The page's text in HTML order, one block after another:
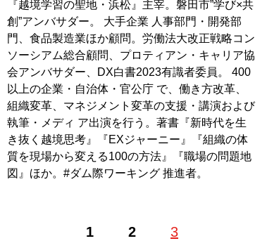
『越境学習の聖地・浜松』主宰。磐田市”学び×共
創”アンバサダー。 大手企業 人事部門・開発部
門、食品製造業ほか顧問。労働法大改正戦略コン
ソーシアム総合顧問、プロティアン・キャリア協
会アンバサダー、DX白書2023有識者委員。 400
以上の企業・自治体・官公庁 で、働き方改革、
組織変革、マネジメント変革の支援・講演および
執筆・メディ ア出演を行う。著書『新時代を生
き抜く越境思考』『EXジャーニー』『組織の体
質を現場から変える100の方法』『職場の問題地
図』ほか。#ダム際ワーキング 推進者。
1 2 3